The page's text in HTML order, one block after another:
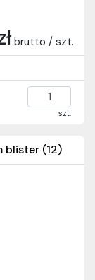
brutto / szt.
szt.
blister (12)